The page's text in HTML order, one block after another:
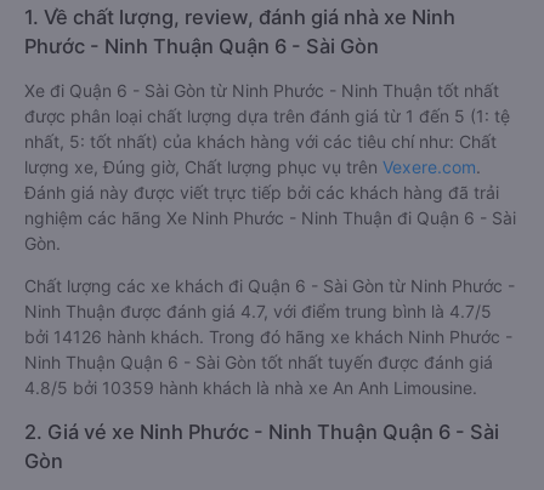
1. Về chất lượng, review, đánh giá nhà xe Ninh
Phước - Ninh Thuận Quận 6 - Sài Gòn
Xe đi Quận 6 - Sài Gòn từ Ninh Phước - Ninh Thuận tốt nhất
được phân loại chất lượng dựa trên đánh giá từ 1 đến 5 (1: tệ
nhất, 5: tốt nhất) của khách hàng với các tiêu chí như: Chất
lượng xe, Đúng giờ, Chất lượng phục vụ trên Vexere.com.
Đánh giá này được viết trực tiếp bởi các khách hàng đã trải
nghiệm các hãng Xe Ninh Phước - Ninh Thuận đi Quận 6 - Sài
Gòn.
Chất lượng các xe khách đi Quận 6 - Sài Gòn từ Ninh Phước -
Ninh Thuận được đánh giá 4.7, với điểm trung bình là 4.7/5
bởi 14126 hành khách. Trong đó hãng xe khách Ninh Phước -
Ninh Thuận Quận 6 - Sài Gòn tốt nhất tuyến được đánh giá
4.8/5 bởi 10359 hành khách là nhà xe An Anh Limousine.
2. Giá vé xe Ninh Phước - Ninh Thuận Quận 6 - Sài
Gòn